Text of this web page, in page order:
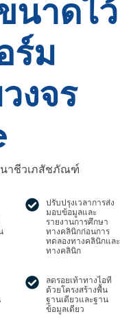
นาดไว้
ร์ม
งจร
นาชีวเภสัชภัณฑ์
ปรับปรุงเวลาการส่ง
มอบข้อมูลและ
รายงานการศึกษา
ทางคลินิกก่อนการ
ทดลองทางคลินิกและ
ทางคลินิก
ลดรอยเท้าทางไอที
ด้วยโครงสร้างพื้น
ฐานเดียวและฐาน
ข้อมูลเดียว